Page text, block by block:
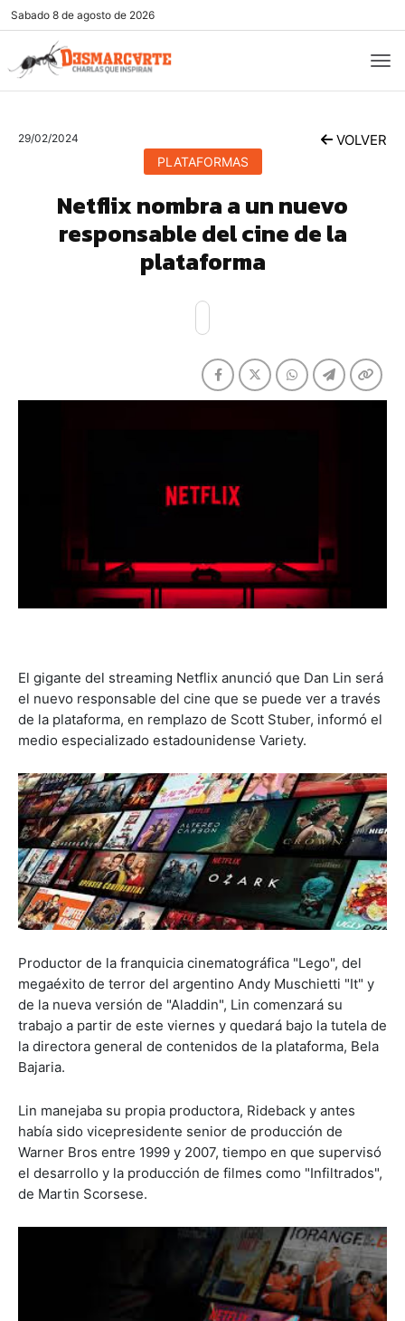
Sabado 8 de agosto de 2026
29/02/2024 VOLVER
PLATAFORMAS
Netflix nombra a un nuevo
responsable del cine de la
plataforma
El gigante del streaming Netflix anunció que Dan Lin será
el nuevo responsable del cine que se puede ver a través
de la plataforma, en remplazo de Scott Stuber, informó el
medio especializado estadounidense Variety.
Productor de la franquicia cinematográfica "Lego", del
megaéxito de terror del argentino Andy Muschietti "It" y
de la nueva versión de "Aladdin", Lin comenzará su
trabajo a partir de este viernes y quedará bajo la tutela de
la directora general de contenidos de la plataforma, Bela
Bajaria.
Lin manejaba su propia productora, Rideback y antes
había sido vicepresidente senior de producción de
Warner Bros entre 1999 y 2007, tiempo en que supervisó
el desarrollo y la producción de filmes como "Infiltrados",
de Martin Scorsese.